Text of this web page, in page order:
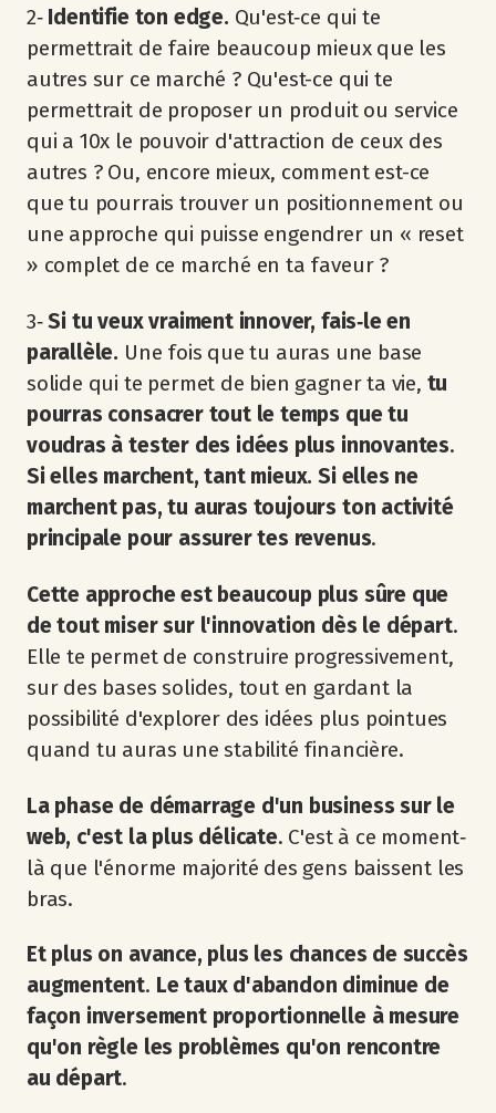
2‐ Identifie ton edge. Qu'est‐ce qui te
permettrait de faire beaucoup mieux que les
autres sur ce marché ? Qu'est-ce qui te
permettrait de proposer un produit ou service
qui a 10x le pouvoir d'attraction de ceux des
autres ? Ou, encore mieux, comment est-ce
que tu pourrais trouver un positionnement ou
une approche qui puisse engendrer un « reset
» complet de ce marché en ta faveur ?
3‐Si tu veux vraiment innover, fais‐le en
parallèle. Une fois que tu auras une base
solide qui te permet de bien gagner ta vie, tu
pourras consacrer tout le temps que tu
voudras à tester des idées plus innovantes.
Si elles marchent, tant mieux. Si elles ne
marchent pas, tu auras toujours ton activité
principale pour assurer tes revenus.
Cette approche est beaucoup plus sûre que
de tout miser sur l'innovation dès le départ.
Elle te permet de construire progressivement,
sur des bases solides, tout en gardant la
possibilité d'explorer des idées plus pointues
quand tu auras une stabilité financière.
La phase de démarrage d'un business sur le
web, c'est la plus délicate. C'est à ce moment‐
là que l'énorme majorité des gens baissent les
bras.
Et plus on avance, plus les chances de succès
augmentent. Le taux d'abandon diminue de
façon inversement proportionnelle à mesure
qu'on règle les problèmes qu'on rencontre
au départ.